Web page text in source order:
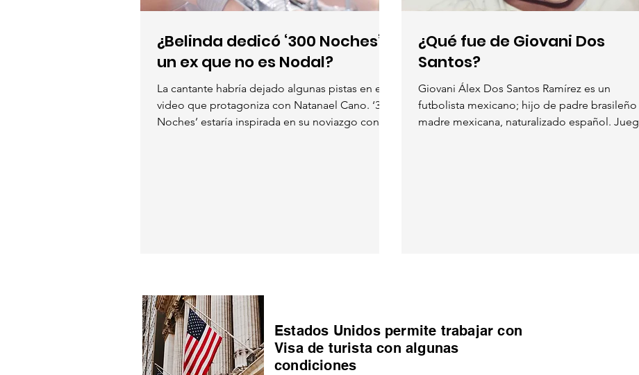
¿Belinda dedicó ‘300 Noches’ a
un ex que no es Nodal?
La cantante habría dejado algunas pistas en el
video que protagoniza con Natanael Cano. ‘300
Noches’ estaría inspirada en su noviazgo con...
¿Qué fue de Giovani Dos
Santos?
Giovani Álex Dos Santos Ramírez es un
futbolista mexicano; hijo de padre brasileño y
madre mexicana, naturalizado español. Juega
Estados Unidos permite trabajar con
Visa de turista con algunas
condiciones